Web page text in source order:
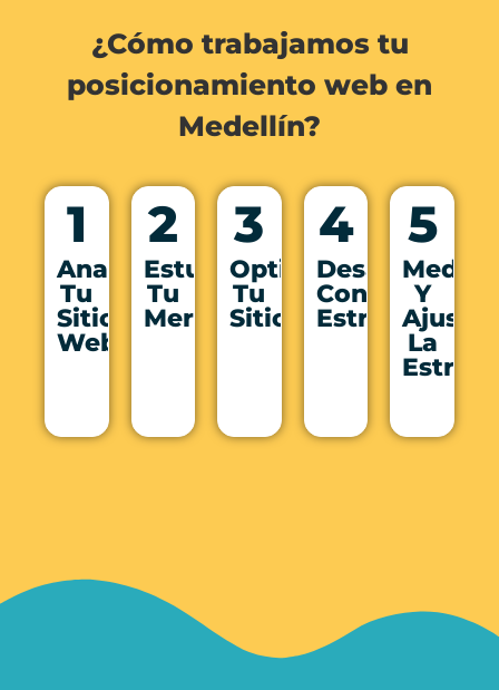
¿Cómo trabajamos tu
posicionamiento web en
Medellín?
Analizamos
Tu
Sitio
Web
1
Estudiamos
Tu
Mercado
2
Optimizamos
Tu
Sitio
3
Contenido
Estratégico
4
Y
La
5